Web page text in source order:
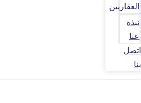
العقاريين
نبذة
عنا
اتصل
بنا